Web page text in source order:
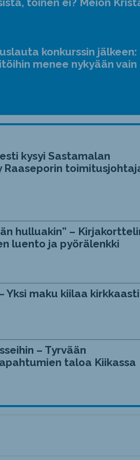
konkurssin jälkeen:
menee nykyään vain
kysyi Sastamalan
Raaseporin
hulluakin” –
luento ja pyörälenkki
maku kiilaa kirkkaasti
– Tyrvään
taloa Kiikassa